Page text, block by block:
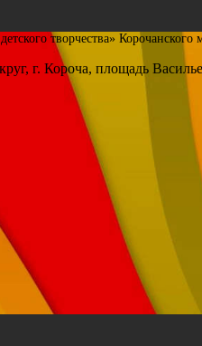
творчества» Корочанского
г. Короча, площадь